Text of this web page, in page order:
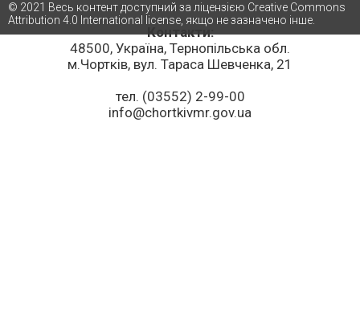
Контакти:
48500, Україна, Тернопільська обл.
м.Чортків, вул. Тараса Шевченка, 21
тел. (03552) 2-99-00
info@chortkivmr.gov.ua
© 2021 Весь контент доступний за ліцензією Creative Commons
Attribution 4.0 International license, якщо не зазначено інше.